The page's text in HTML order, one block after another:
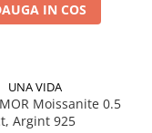
IN COS
UNA VIDA
Moissanite 0.5
Argint 925